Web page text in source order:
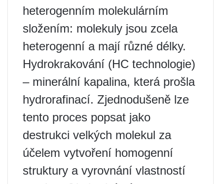
heterogenním molekulárním
složením: molekuly jsou zcela
heterogenní a mají různé délky.
Hydrokrakování (HC technologie)
– minerální kapalina, která prošla
hydrorafinací. Zjednodušeně lze
tento proces popsat jako
destrukci velkých molekul za
účelem vytvoření homogenní
struktury a vyrovnání vlastností